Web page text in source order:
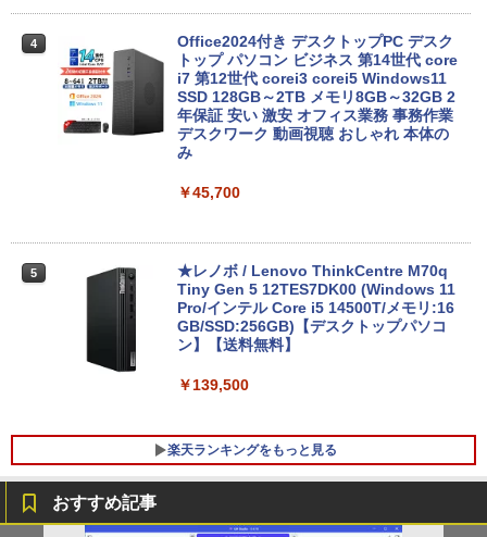
【★最大100%ポイント】【新生活応援・
2026】【Office 2019 H&B】【カメラ×F
HD】富士通 LIFEBOOK U939/第8世代 C
ore i5/メモリ:8GB/M.2 SSD:256GB/512
GB/1TB/Wi-fi/Bluetooth/13.3型/HDMI/U
SB-C/USB3.1/パソコン 中古PC 中古ノー
ノートパソコン 新品 14インチ Office搭
載 Windows11 Pro 日本語キーボード メ
モリ 12GB SSD 128GB 256GB 512GB 1
TB Webカメラ WiFi Bluetooth 選べる
4
Office2024付き デスクトップPC デスク
トップ パソコン ビジネス 第14世代 core
i7 第12世代 corei3 corei5 Windows11
SSD 128GB～2TB メモリ8GB～32GB 2
年保証 安い 激安 オフィス業務 事務作業
デスクワーク 動画視聴 おしゃれ 本体の
み
￥45,700
5
★レノボ / Lenovo ThinkCentre M70q
Tiny Gen 5 12TES7DK00 (Windows 11
Pro/インテル Core i5 14500T/メモリ:16
GB/SSD:256GB)【デスクトップパソコ
ン】【送料無料】
￥139,500
楽天ランキングをもっと見る
おすすめ記事